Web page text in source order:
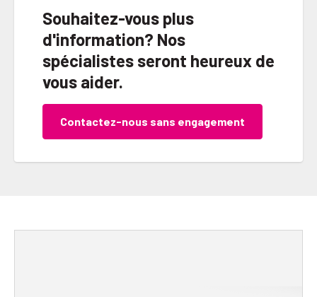
Souhaitez-vous plus
d'information? Nos
spécialistes seront heureux de
vous aider.
Contactez-nous sans engagement